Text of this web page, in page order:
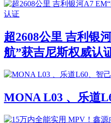
超2608公里 吉利银
航”获吉尼斯权威认
MONA L03 、乐道